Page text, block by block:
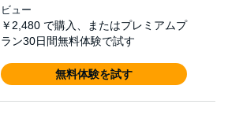
ビュー
￥2,480 で購入、またはプレミアムプ
ラン30日間無料体験で試す
無料体験を試す